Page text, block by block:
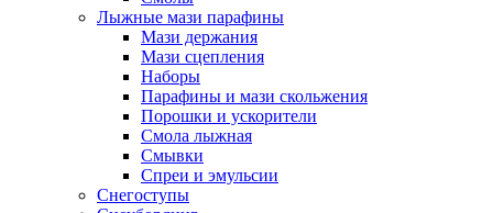
Лыжные мази парафины
Мази держания
Мази сцепления
Наборы
Парафины и мази скольжения
Порошки и ускорители
Смола лыжная
Смывки
Спреи и эмульсии
Снегоступы